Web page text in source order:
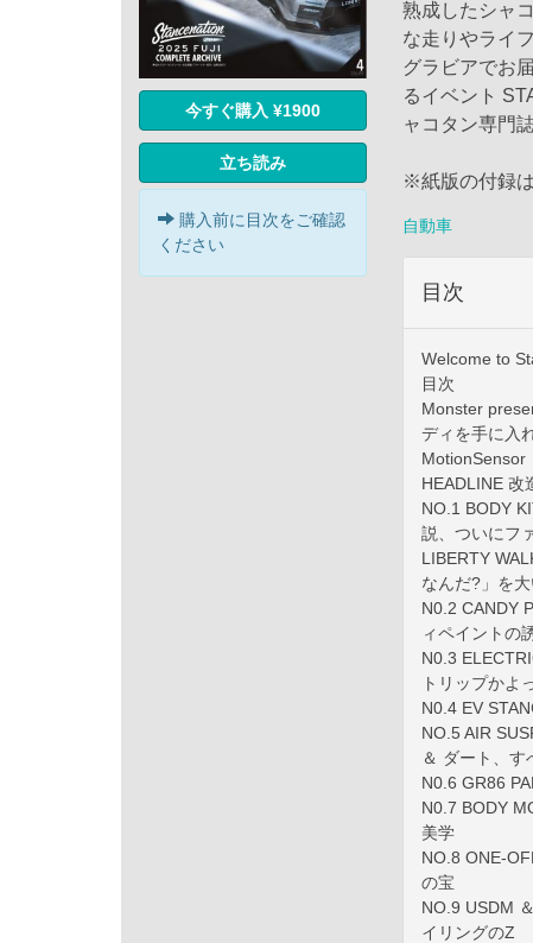
今すぐ購入 ¥1900
立ち読み
購入前に目次をご確認
ください
熟成したシャ
な走りやライ
グラビアでお
るイベント
ャコタン専門
※紙版の付録
自動車
目次
Welcome to
目次
Monster
ディを手に入
MotionSensor
HEADLINE 改
NO.1 BODY
説、ついにフ
LIBERTY
なんだ?」を
N0.2 CANDY
ィペイントの
N0.3
トリップかよ
N0.4 EV
NO.5 AIR
＆ ダート、す
N0.6 GR86
N0.7 BODY
美学
NO.8 ONE-
の宝
NO.9 USDM
イリングのZ